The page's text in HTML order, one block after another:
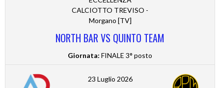
CALCIOTTO TREVISO -
Morgano [TV]
NORTH BAR VS QUINTO TEAM
Giornata: FINALE 3° posto
23 Luglio 2026